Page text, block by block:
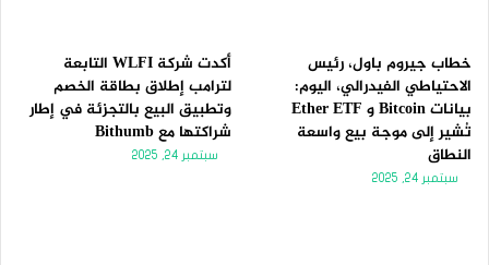
خطاب جيروم باول، رئيس
الاحتياطي الفيدرالي، اليوم:
بيانات Bitcoin و Ether ETF
تُشير إلى موجة بيع واسعة
النطاق
سبتمبر 24, 2025
أكدت شركة WLFI التابعة
لترامب إطلاق بطاقة الخصم
وتطبيق البيع بالتجزئة في إطار
شراكتها مع Bithumb
سبتمبر 24, 2025